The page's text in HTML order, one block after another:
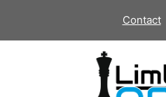
de
Contact